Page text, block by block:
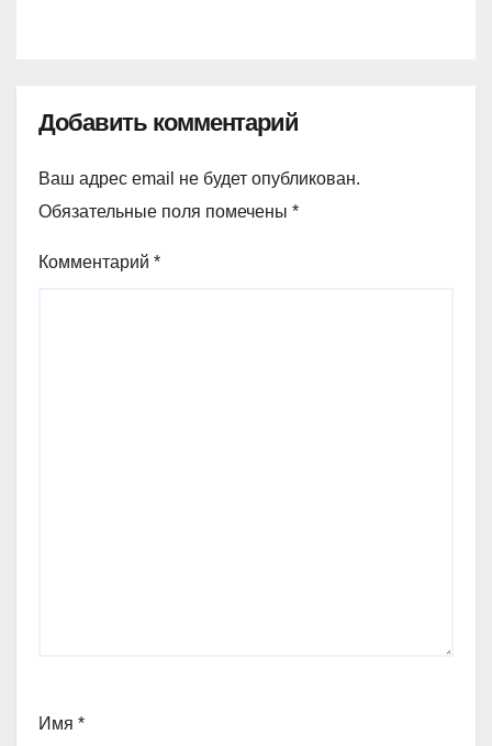
Добавить комментарий
Ваш адрес email не будет опубликован.
Обязательные поля помечены *
Комментарий *
Имя *